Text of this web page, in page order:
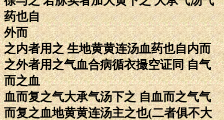
药也自
外而
之内者用之 生地黄黄连汤血药也自内而
之外者用之气血合病循衣撮空证同 自气
而之血
血而复之气大承气汤下之 自血而之气气
而复之血地黄黄连汤主之也(二者俱不大